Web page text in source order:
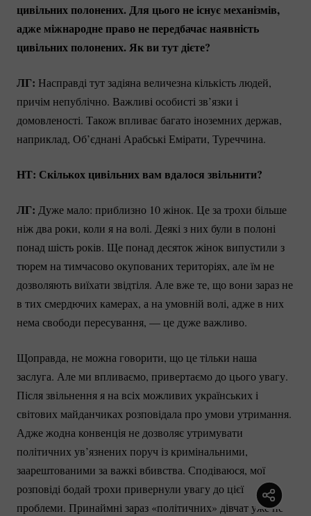
цивільних полонених. Для цього не існує механізмів,
адже міжнародне право не передбачає наявність
цивільних полонених. Як ви тут дієте?
ЛГ: Насправді тут задіяна величезна кількість людей,
причім непублічно. Важливі особисті зв’язки і
домовленості. Також впливає багато іноземних держав,
наприклад, Об’єднані Арабські Емірати, Туреччина.
НТ: Скількох цивільних вам вдалося звільнити?
ЛГ: Дуже мало: приблизно 10 жінок. Це за трохи більше
ніж два роки, коли я на волі. Деякі з них були в полоні
понад шість років. Ще понад десяток жінок випустили з
тюрем на тимчасово окупованих територіях, але їм не
дозволяють виїхати звідтіля. Але вже те, що вони зараз не
в тих смердючих камерах, а на умовній волі, адже в них
нема свободи пересування, — це дуже важливо.
Щоправда, не можна говорити, що це тільки наша
заслуга. Але ми впливаємо, привертаємо до цього увагу.
Після звільнення я на всіх можливих українських і
світових майданчиках розповідала про умови утримання.
Адже жодна конвенція не дозволяє утримувати
політичних ув’язнених поруч із кримінальними,
заарештованими за важкі вбивства. Сподіваюся, мої
розповіді бодай трохи привернули увагу до цієї
проблеми. Принаймні зараз «політичних» дівчат уже не